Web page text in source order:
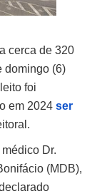
cerca de 320
domingo (6)
foi
em 2024 ser
Dr.
(MDB),